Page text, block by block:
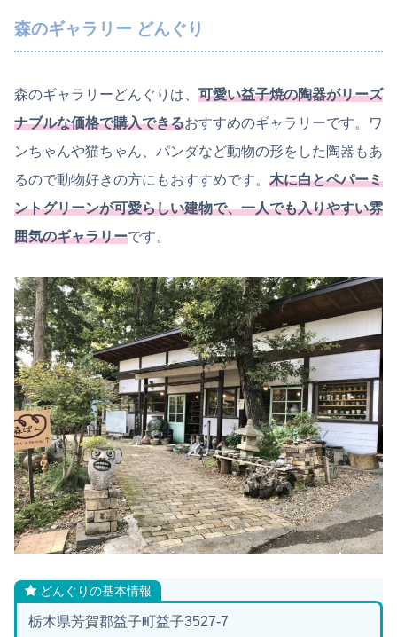
森のギャラリー どんぐり
森のギャラリーどんぐりは、 可愛い益子焼の陶器がリーズ
ナブルな価格で購入できるおすすめのギャラリーです。ワ
ンちゃんや猫ちゃん、パンダなど動物の形をした陶器もあ
るので動物好きの方にもおすすめです。 木に白とペパーミ
ントグリーンが可愛らしい建物で、一人でも入りやすい雰
囲気のギャラリーです。
どんぐりの基本情報
栃木県芳賀郡益子町益子3527-7